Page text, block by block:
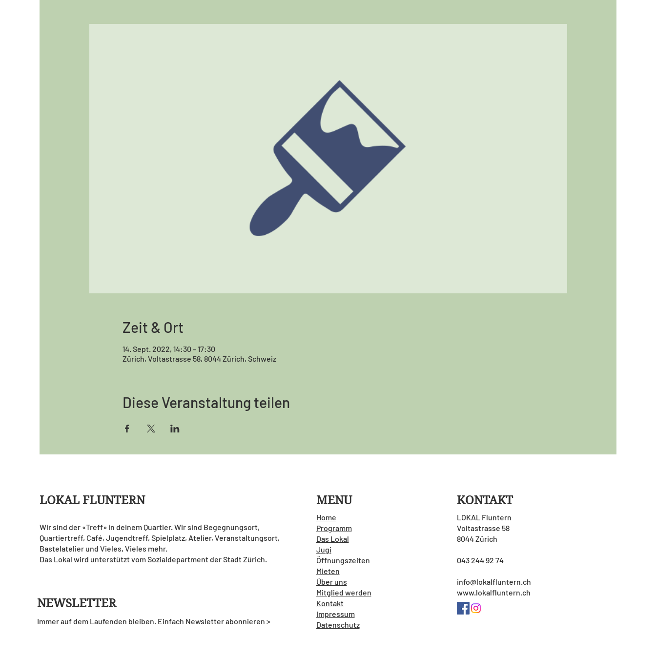
Zeit & Ort
14. Sept. 2022, 14:30 – 17:30
Zürich, Voltastrasse 58, 8044 Zürich, Schweiz
Diese Veranstaltung teilen
MENU
Home
Programm
Das Lokal
Jugi
Öffnungszeiten
Mieten
Über uns
Mitglied werden
Kontakt
Impressum
Datenschutz
KONTAKT
LOKAL Fluntern
Voltastrasse 58
8044 Zürich
043 244 92 74
info@lokalfluntern.ch
www.lokalfluntern.ch
LOKAL FLUNTERN
Wir sind der «Treff» in deinem Quartier. Wir sind Begegnungsort,
Quartiertreff, Café, Jugendtreff, Spielplatz, Atelier, Veranstaltungsort,
Bastelatelier und Vieles, Vieles mehr.
Das Lokal wird unterstützt vom Sozialdepartment der Stadt Zürich.
NEWSLETTER
Immer auf dem Laufenden bleiben. Einfach Newsletter abonnieren >